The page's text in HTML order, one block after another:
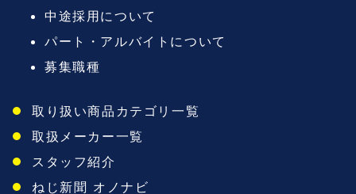
中途採用について
パート・アルバイトについて
募集職種
取り扱い商品カテゴリ一覧
取扱メーカー一覧
スタッフ紹介
ねじ新聞 オノナビ